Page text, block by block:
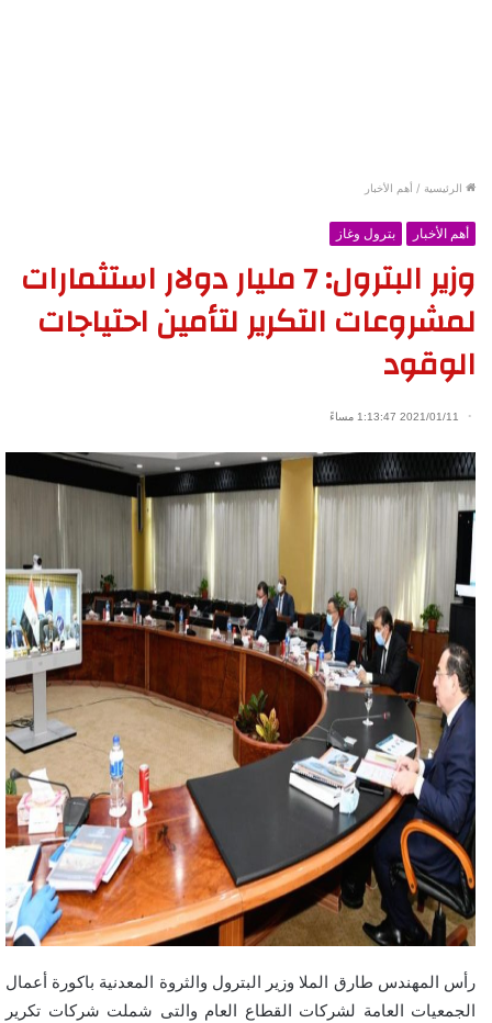
الرئيسية / أهم الأخبار
أهم الأخبار بترول وغاز
وزير البترول: 7 مليار دولار استثمارات
لمشروعات التكرير لتأمين احتياجات
الوقود
2021/01/11 1:13:47 مساءً
رأس المهندس طارق الملا وزير البترول والثروة المعدنية باكورة أعمال
الجمعيات العامة لشركات القطاع العام والتى شملت شركات تكرير